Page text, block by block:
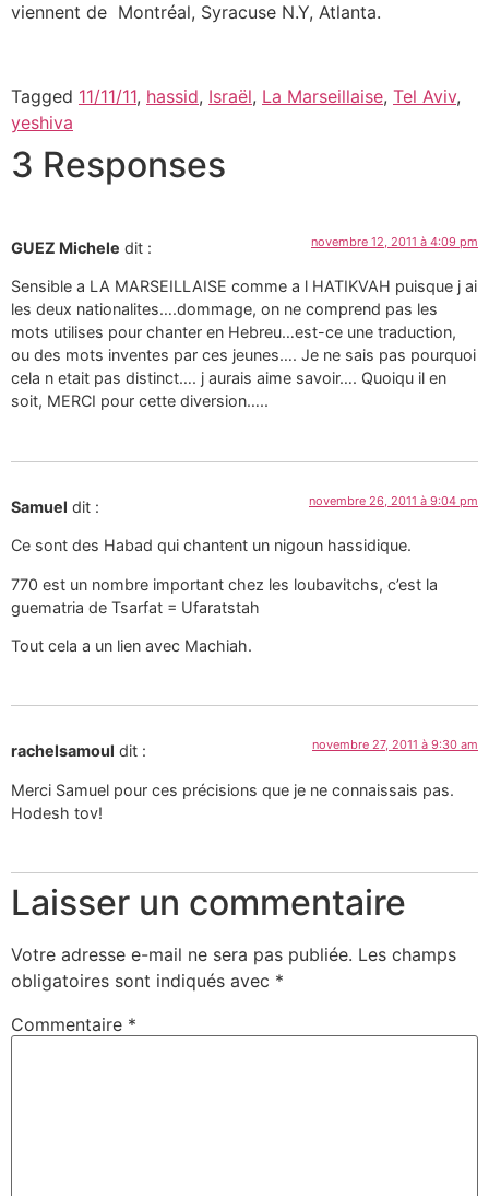
viennent de Montréal, Syracuse N.Y, Atlanta.
Tagged 11/11/11, hassid, Israël, La Marseillaise, Tel Aviv,
yeshiva
3 Responses
GUEZ Michele dit : novembre 12, 2011 à 4:09 pm
Sensible a LA MARSEILLAISE comme a l HATIKVAH puisque j ai
les deux nationalites….dommage, on ne comprend pas les
mots utilises pour chanter en Hebreu…est-ce une traduction,
ou des mots inventes par ces jeunes…. Je ne sais pas pourquoi
cela n etait pas distinct…. j aurais aime savoir…. Quoiqu il en
soit, MERCI pour cette diversion…..
Samuel dit : novembre 26, 2011 à 9:04 pm
Ce sont des Habad qui chantent un nigoun hassidique.
770 est un nombre important chez les loubavitchs, c’est la
guematria de Tsarfat = Ufaratstah
Tout cela a un lien avec Machiah.
rachelsamoul dit : novembre 27, 2011 à 9:30 am
Merci Samuel pour ces précisions que je ne connaissais pas.
Hodesh tov!
Laisser un commentaire
Votre adresse e-mail ne sera pas publiée. Les champs
obligatoires sont indiqués avec *
Commentaire *